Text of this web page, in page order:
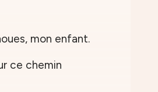
mon enfant.
ce chemin